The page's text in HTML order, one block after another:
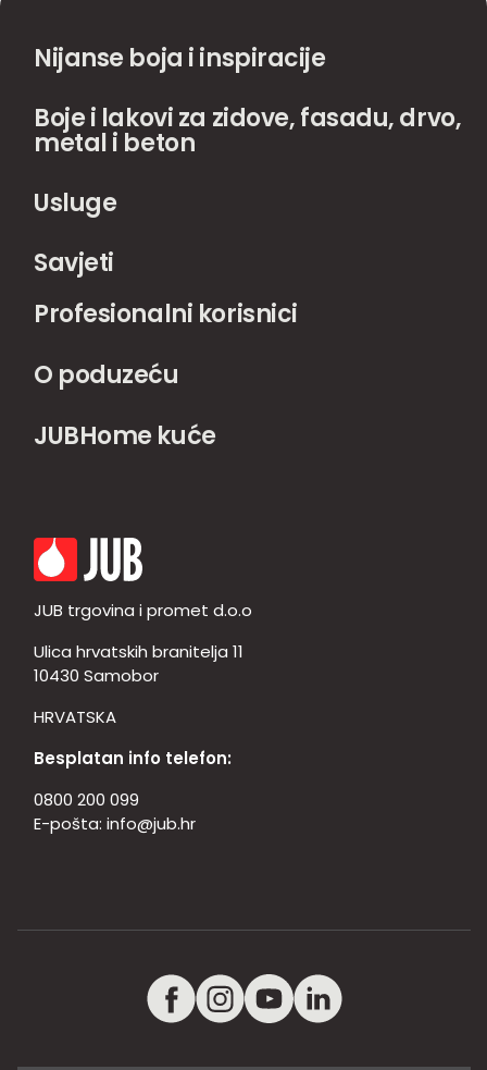
Nijanse boja i inspiracije
Boje i lakovi za zidove, fasadu, drvo,
metal i beton
Usluge
Savjeti
Profesionalni korisnici
O poduzeću
JUBHome kuće
JUB trgovina i promet d.o.o
Ulica hrvatskih branitelja 11
10430 Samobor
HRVATSKA
Besplatan info telefon:
0800 200 099
E-pošta: info@jub.hr